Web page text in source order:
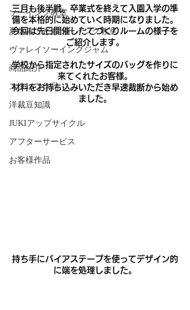
ソーイング教室
夏休みこどもソーイング教室
ヴァレイソーイングジャム
商品紹介
スタッフ作品
洋裁豆知識
JUKIアップサイクル
アフターサービス
お客様作品
三月も後半戦。卒業式を終えて入園入学の準
備を本格的に始めていく時期になりました。
今回は先日開催したてづくりルームの様子を
ご紹介します。
学校から指定されたサイズのバッグを作りに
来てくれたお客様。
材料をお持ち込みいただき早速裁断から始め
ました。
持ち手にバイアステープを使ってデザイン的
に端を処理しました。